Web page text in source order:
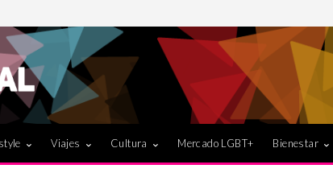
Viajes Cultura Mercado LGBT+ Bienestar